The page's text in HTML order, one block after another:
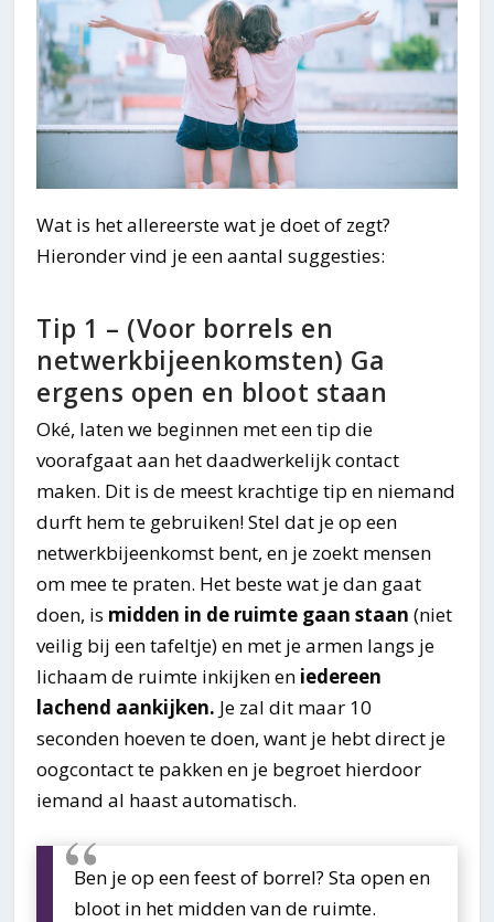
Wat is het allereerste wat je doet of zegt?
Hieronder vind je een aantal suggesties:
Tip 1 – (Voor borrels en
netwerkbijeenkomsten) Ga
ergens open en bloot staan
Oké, laten we beginnen met een tip die
voorafgaat aan het daadwerkelijk contact
maken. Dit is de meest krachtige tip en niemand
durft hem te gebruiken! Stel dat je op een
netwerkbijeenkomst bent, en je zoekt mensen
om mee te praten. Het beste wat je dan gaat
doen, is midden in de ruimte gaan staan (niet
veilig bij een tafeltje) en met je armen langs je
lichaam de ruimte inkijken en iedereen
lachend aankijken. Je zal dit maar 10
seconden hoeven te doen, want je hebt direct je
oogcontact te pakken en je begroet hierdoor
iemand al haast automatisch.
Ben je op een feest of borrel? Sta open en
bloot in het midden van de ruimte.